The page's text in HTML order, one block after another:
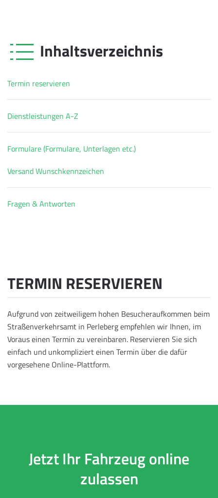
Inhaltsverzeichnis
Termin reservieren
Dienstleistungen A-Z
Formulare (Formulare, Unterlagen etc.)
Versand Wunschkennzeichen
Fragen & Antworten
TERMIN RESERVIEREN
Aufgrund von zeitweiligem hohen Besucheraufkommen beim
Straßenverkehrsamt in Perleberg empfehlen wir Ihnen, im
Voraus einen Termin zu vereinbaren. Reservieren Sie sich
einfach und unkompliziert einen Termin über die dafür
vorgesehene Online-Plattform.
Jetzt Ihr Fahrzeug online
zulassen